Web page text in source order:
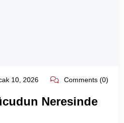
10, 2026 Comments (0)
Neresinde